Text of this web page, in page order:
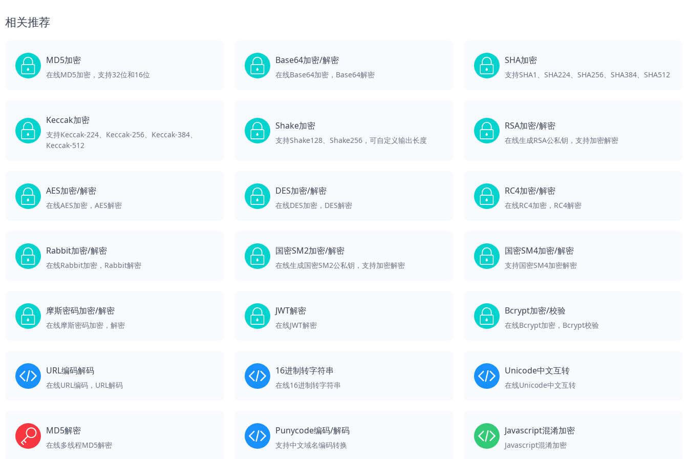
相关推荐
MD5加密
在线MD5加密，支持32位和16位
Base64加密/解密
在线Base64加密，Base64解密
SHA加密
支持SHA1、SHA224、SHA256、SHA384、SHA512
Keccak加密
支持Keccak-224、Keccak-256、Keccak-384、
Keccak-512
Shake加密
支持Shake128、Shake256，可自定义输出长度
RSA加密/解密
在线生成RSA公私钥，支持加密解密
AES加密/解密
在线AES加密，AES解密
DES加密/解密
在线DES加密，DES解密
RC4加密/解密
在线RC4加密，RC4解密
Rabbit加密/解密
在线Rabbit加密，Rabbit解密
国密SM2加密/解密
在线生成国密SM2公私钥，支持加密解密
国密SM4加密/解密
支持国密SM4加密解密
摩斯密码加密/解密
在线摩斯密码加密，解密
JWT解密
在线JWT解密
Bcrypt加密/校验
在线Bcrypt加密，Bcrypt校验
URL编码解码
在线URL编码，URL解码
16进制转字符串
在线16进制转字符串
Unicode中文互转
在线Unicode中文互转
MD5解密
在线多线程MD5解密
Punycode编码/解码
支持中文域名编码转换
Javascript混淆加密
Javascript混淆加密